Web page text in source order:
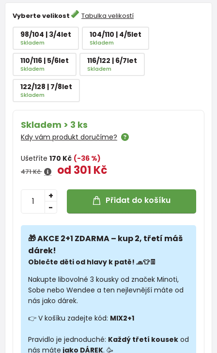
Vyberte velikost Tabulka velikostí
98/104 | 3/4let
Skladem
104/110 | 4/5let
Skladem
110/116 | 5/6let
Skladem
116/122 | 6/7let
Skladem
122/128 | 7/8let
Skladem
Skladem > 3 ks
Kdy vám produkt doručíme?
Ušetříte 170 Kč (-36 %)
471 Kč od 301 Kč
-
+ Přidat do košíku
🎁 AKCE 2+1 ZDARMA – kup 2, třetí máš
dárek!
Oblečte děti od hlavy k patě! 🧢👕👖
Nakupte libovolné 3 kousky od značek Minoti,
Sobe nebo Wendee a ten nejlevnější máte od
nás jako dárek.
👉 V košíku zadejte kód: MIX2+1
Pravidlo je jednoduché: Každý třetí kousek od
nás máte jako DÁREK. 🥳